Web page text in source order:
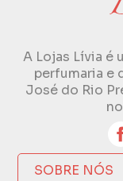
A Lojas Lívia é
perfumaria e
José do Rio
SOBRE NÓS